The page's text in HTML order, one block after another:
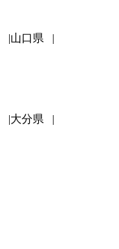
山口県
大分県